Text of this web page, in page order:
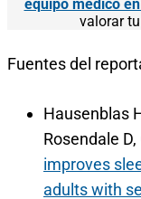
equipo médico
valorar
Fuentes del
Hausenblas
Rosendale D,
improves
adults with